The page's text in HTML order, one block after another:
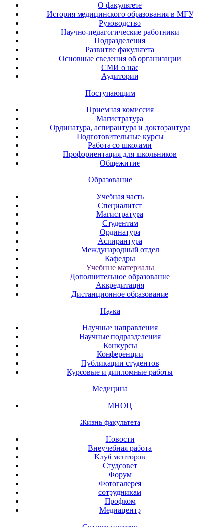
О факультете
История медицинского образования в МГУ
Руководство
Научно-педагогические работники
Подразделения
Развитие факультета
Основные сведения об организации
СМИ о нас
Аудитории
Поступающим
Приемная комиссия
Магистратура
Ординатура, аспирантура и докторантура
Подготовительные курсы
Работа со школами
Профориентация для школьников
Общежитие
Образование
Учебная часть
Специалитет
Магистратура
Студентам
Ординатура
Аспирантура
Международный отдел
Кафедры
Учебные материалы
Дополнительное образование
Аккредитация
Дистанционное образование
Наука
Научные направления
Научные подразделения
Конкурсы
Конференции
Публикации студентов
Курсовые и дипломные работы
Медицина
МНОЦ
Жизнь факультета
Новости
Внеучебная работа
Клуб менторов
Студсовет
Форум
Фотогалерея
сотрудникам
Профком
Медиацентр